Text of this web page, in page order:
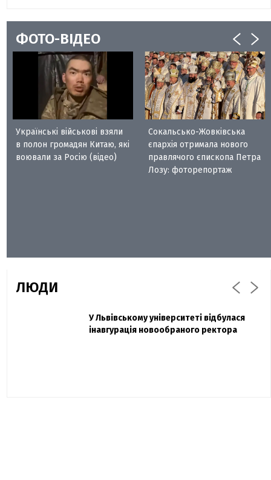
ФОТО-ВІДЕО
Українські військові взяли
в полон громадян Китаю, які
воювали за Росію (відео)
Сокальсько-Жовківська
єпархія отримала нового
правлячого єпископа Петра
Лозу: фоторепортаж
ЛЮДИ
Павло Дак
Захисник "Азовсталі" Діанов вдруге
одружився та показав фото з весілля
У Львівському університеті відбулася
інавгурація новообраного ректора